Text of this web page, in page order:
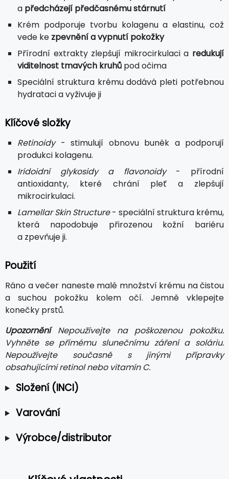
a předcházejí předčasnému stárnutí
Krém podporuje tvorbu kolagenu a elastinu, což
vede ke zpevnění a vypnutí pokožky
Přírodní extrakty zlepšují mikrocirkulaci a redukují
viditelnost tmavých kruhů pod očima
Speciální struktura krému dodává pleti potřebnou
hydrataci a vyživuje ji
Klíčové složky
Retinoidy- stimulují obnovu buněk a podporují
produkci kolagenu.
Iridoidní glykosidy a flavonoidy- přírodní
antioxidanty, které chrání pleť a zlepšují
mikrocirkulaci.
Lamellar Skin Structure- speciální struktura krému,
která napodobuje přirozenou kožní bariéru
a zpevňuje ji.
Použití
Ráno a večer naneste malé množství krému na čistou
a suchou pokožku kolem očí. Jemně vklepejte
konečky prstů.
UpozorněníNepoužívejte na poškozenou pokožku.
Vyhněte se přímému slunečnímu záření a soláriu.
Nepoužívejte současně s jinými přípravky
obsahujícími retinol nebo vitamín C.
Složení (INCI)
Varování
Výrobce/distributor